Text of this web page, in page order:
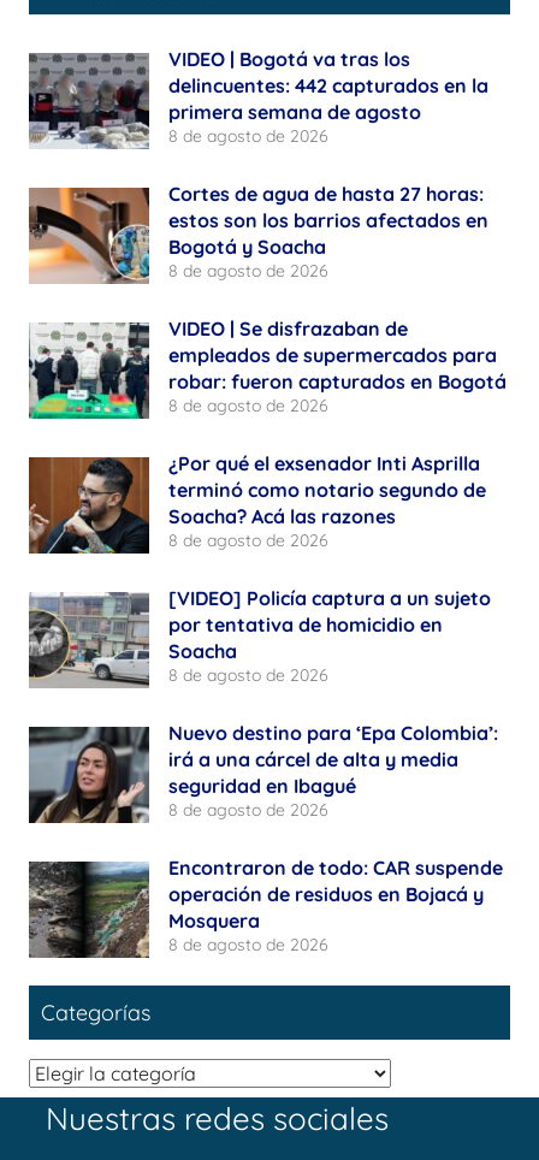
VIDEO | Bogotá va tras los
delincuentes: 442 capturados en la
primera semana de agosto
8 de agosto de 2026
Cortes de agua de hasta 27 horas:
estos son los barrios afectados en
Bogotá y Soacha
8 de agosto de 2026
VIDEO | Se disfrazaban de
empleados de supermercados para
robar: fueron capturados en Bogotá
8 de agosto de 2026
¿Por qué el exsenador Inti Asprilla
terminó como notario segundo de
Soacha? Acá las razones
8 de agosto de 2026
[VIDEO] Policía captura a un sujeto
por tentativa de homicidio en
Soacha
8 de agosto de 2026
Nuevo destino para ‘Epa Colombia’:
irá a una cárcel de alta y media
seguridad en Ibagué
8 de agosto de 2026
Encontraron de todo: CAR suspende
operación de residuos en Bojacá y
Mosquera
8 de agosto de 2026
Categorías
Categorías
Nuestras redes sociales